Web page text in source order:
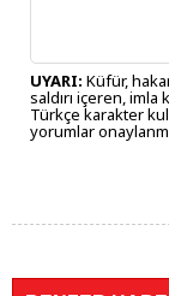
UYARI: Küfür,
saldırı içeren, imla
Türkçe karakter
yorumlar